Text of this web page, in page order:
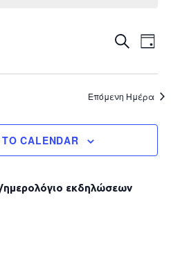
Search
and
Views
DAY
Επόμενη Ημέρα
CALENDAR
εκδηλώσεων